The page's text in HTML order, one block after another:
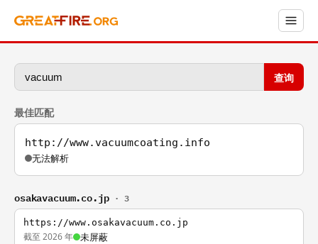
查询
最佳匹配
http://www.vacuumcoating.info
无法解析
osakavacuum.co.jp · 3
https://www.osakavacuum.co.jp
截至 2026 年 未屏蔽